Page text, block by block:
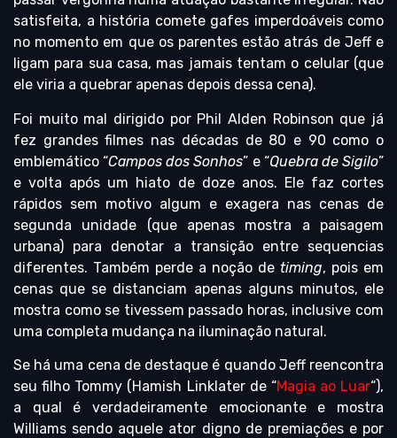
satisfeita, a história comete gafes imperdoáveis como
no momento em que os parentes estão atrás de Jeff e
ligam para sua casa, mas jamais tentam o celular (que
ele viria a quebrar apenas depois dessa cena).
Foi muito mal dirigido por Phil Alden Robinson que já
fez grandes filmes nas décadas de 80 e 90 como o
emblemático “Campos dos Sonhos” e “Quebra de Sigilo”
e volta após um hiato de doze anos. Ele faz cortes
rápidos sem motivo algum e exagera nas cenas de
segunda unidade (que apenas mostra a paisagem
urbana) para denotar a transição entre sequencias
diferentes. Também perde a noção de timing, pois em
cenas que se distanciam apenas alguns minutos, ele
mostra como se tivessem passado horas, inclusive com
uma completa mudança na iluminação natural.
Se há uma cena de destaque é quando Jeff reencontra
seu filho Tommy (Hamish Linklater de “Magia ao Luar“),
a qual é verdadeiramente emocionante e mostra
Williams sendo aquele ator digno de premiações e por